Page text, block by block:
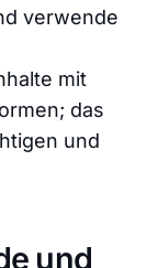
verwende
mit
das
und
und